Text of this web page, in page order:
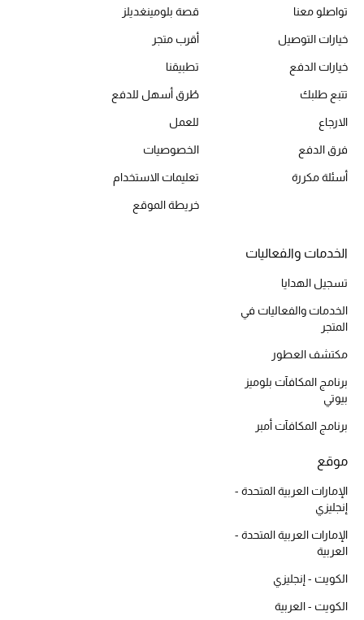
الحقائب النسائية
دليل ملتزمات الحقائب
حقائب الأطفال
أبرز الحقائب
الموسم الجديد
أحذية النسائية
تشكيلة الأحذية
الأحذية الرجالية
أحذية للأطفال
أبرز المصممين
تواصلو معنا
خيارات التوصيل
خيارات الدفع
تتبع طلبك
الارجاع
فرق الدفع
أسئلة مكررة
قصة بلومينغديلز
أقرب متجر
تطبيقنا
طُرق أسهل للدفع
للعمل
الخصوصيات
تعليمات الاستخدام
خريطة الموقع
الخدمات والفعاليات
تسجيل الهدايا
الخدمات والفعاليات في
المتجر
مكتشف العطور
برنامج المكافآت بلوميز
بيوتي
برنامج المكافآت أمبر
موقع
الإمارات العربية المتحدة -
إنجليزي
الإمارات العربية المتحدة -
العربية
الكويت - إنجليزي
الكويت - العربية